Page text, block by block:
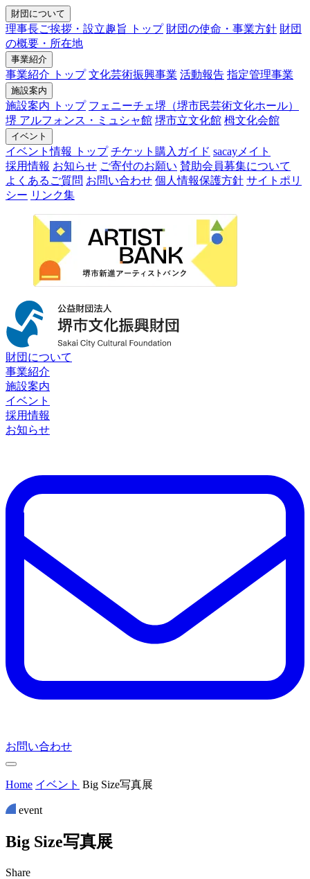
財団について
理事長ご挨拶・設立趣旨 トップ 財団の使命・事業方針 財団
の概要・所在地
事業紹介
事業紹介 トップ 文化芸術振興事業 活動報告 指定管理事業
施設案内
施設案内 トップ フェニーチェ堺（堺市民芸術文化ホール）
堺 アルフォンス・ミュシャ館 堺市立文化館 栂文化会館
イベント
イベント情報 トップ チケット購入ガイド sacayメイト
採用情報 お知らせ ご寄付のお願い 賛助会員募集について
よくあるご質問 お問い合わせ 個人情報保護方針 サイトポリ
シー リンク集
財団について
事業紹介
施設案内
イベント
採用情報
お知らせ
お問い合わせ
Home イベント Big Size写真展
event
Big Size写真展
Share